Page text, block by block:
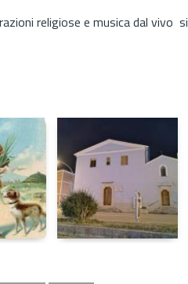
religiose e musica dal vivo si